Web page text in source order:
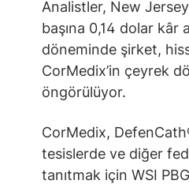
Analistler, New
başına 0,14 dolar kâr
döneminde şirket,
CorMedix’in çeyrek
öngörülüyor.
CorMedix,
tesislerde ve diğer
tanıtmak için WSI